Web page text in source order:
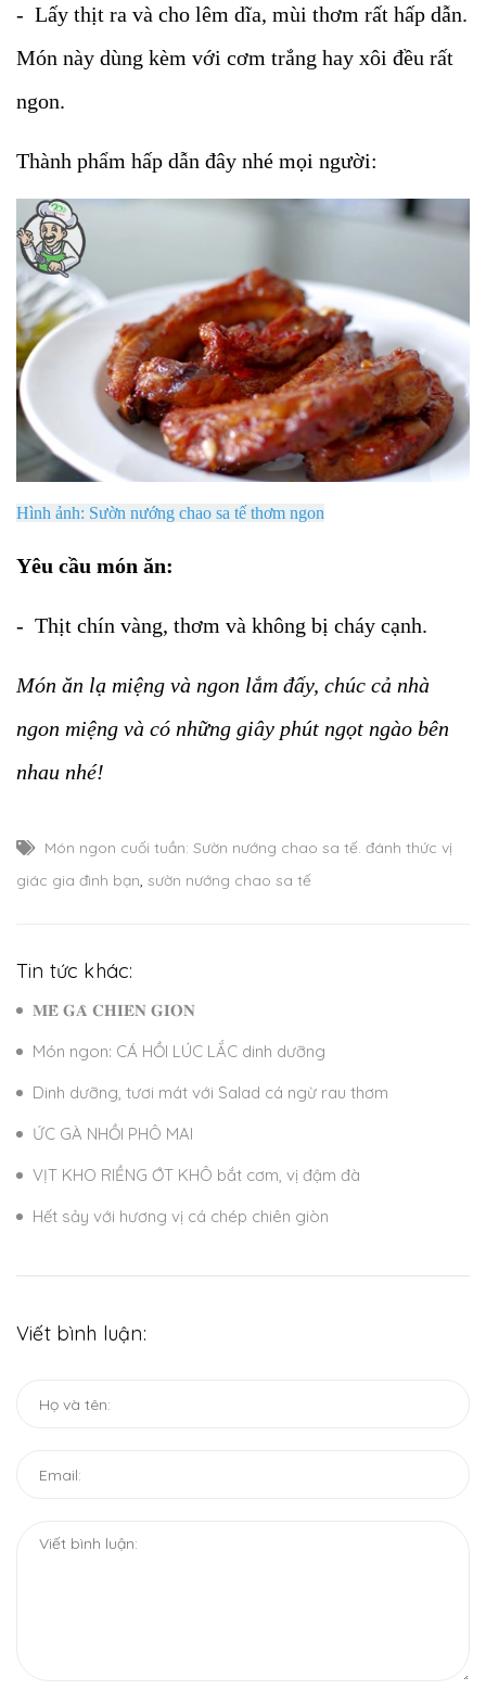
- Lấy thịt ra và cho lêm dĩa, mùi thơm rất hấp dẫn.
Món này dùng kèm với cơm trắng hay xôi đều rất
ngon.
Thành phẩm hấp dẫn đây nhé mọi người:
Hình ảnh: Sườn nướng chao sa tế thơm ngon
Yêu cầu món ăn:
- Thịt chín vàng, thơm và không bị cháy cạnh.
Món ăn lạ miệng và ngon lắm đấy, chúc cả nhà
ngon miệng và có những giây phút ngọt ngào bên
nhau nhé!
Món ngon cuối tuần: Sườn nướng chao sa tế. đánh thức vị
giác gia đình bạn, sườn nướng chao sa tế
Tin tức khác:
𝐌𝐄̂̀ 𝐆𝐀̀ 𝐂𝐇𝐈𝐄̂𝐍 𝐆𝐈𝐎̀𝐍
Món ngon: CÁ HỒI LÚC LẮC dinh dưỡng
Dinh dưỡng, tươi mát với Salad cá ngừ rau thơm
ỨC GÀ NHỒI PHÔ MAI
VỊT KHO RIỀNG ỚT KHÔ bắt cơm, vị đậm đà
Hết sảy với hương vị cá chép chiên giòn
Viết bình luận: